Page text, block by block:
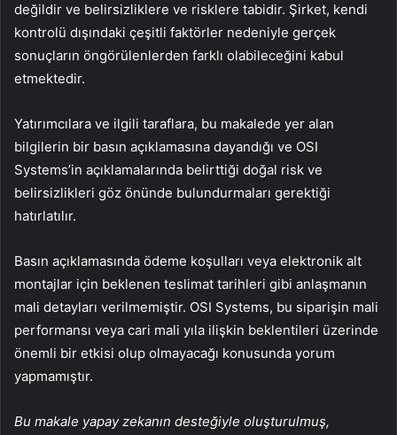
değildir ve belirsizliklere ve risklere tabidir. Şirket, kendi
kontrolü dışındaki çeşitli faktörler nedeniyle gerçek
sonuçların öngörülenlerden farklı olabileceğini kabul
etmektedir.
Yatırımcılara ve ilgili taraflara, bu makalede yer alan
bilgilerin bir basın açıklamasına dayandığı ve OSI
Systems’in açıklamalarında belirttiği doğal risk ve
belirsizlikleri göz önünde bulundurmaları gerektiği
hatırlatılır.
Basın açıklamasında ödeme koşulları veya elektronik alt
montajlar için beklenen teslimat tarihleri gibi anlaşmanın
mali detayları verilmemiştir. OSI Systems, bu siparişin mali
performansı veya cari mali yıla ilişkin beklentileri üzerinde
önemli bir etkisi olup olmayacağı konusunda yorum
yapmamıştır.
Bu makale yapay zekanın desteğiyle oluşturulmuş,